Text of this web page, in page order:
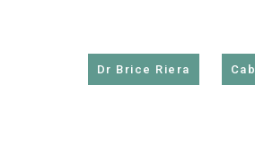
Dr Brice Riera